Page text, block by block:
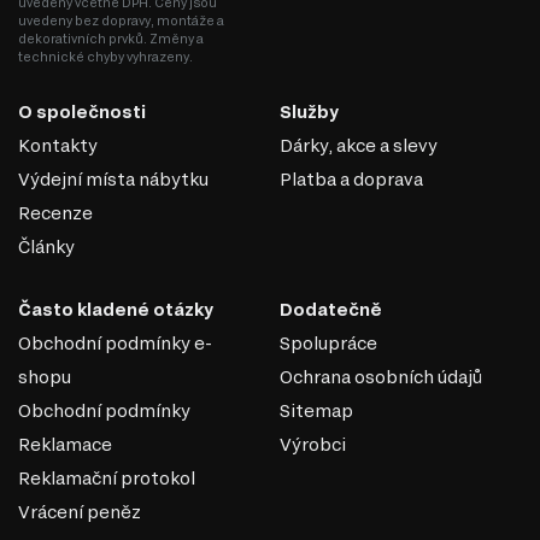
jedinečné designové produkty.
MODERNÍ STYL
nadčasový vzhled, který okouzlí každého návštěvníka.
Tento filtr vám pomůže najít kousky, které jsou nejen
uvedeny bez dopravy, montáže a
dekorativních prvků. Změny a
technické chyby vyhrazeny.
O společnosti
Kontakty
Výdejní místa nábytku
Recenze
Články
Služby
Dárky, akce a slevy
Platba a doprava
Často kladené otázky
Obchodní podmínky e-
shopu
Obchodní podmínky
Reklamace
Reklamační protokol
Vrácení peněz
Dodatečně
Spolupráce
Ochrana osobních údajů
Sitemap
Výrobci